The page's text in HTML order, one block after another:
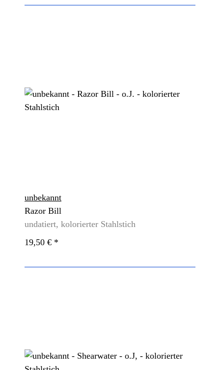
unbekannt
Razor Bill
undatiert, kolorierter Stahlstich
19,50 € *